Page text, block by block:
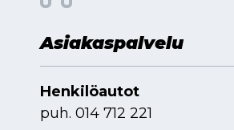
Asiakaspalvelu
Henkilöautot
puh. 014 712 221